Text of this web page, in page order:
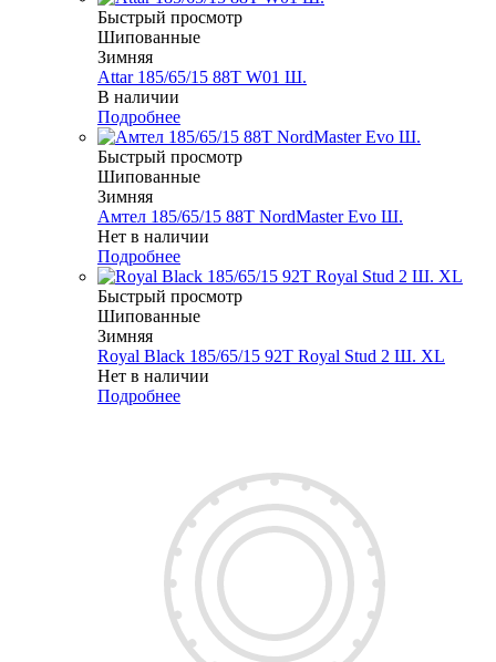
Быстрый просмотр
Шипованные
Зимняя
Attar 185/65/15 88T W01 Ш.
В наличии
Подробнее
Быстрый просмотр
Шипованные
Зимняя
Амтел 185/65/15 88T NordMaster Evo Ш.
Нет в наличии
Подробнее
Быстрый просмотр
Шипованные
Зимняя
Royal Black 185/65/15 92T Royal Stud 2 Ш. XL
Нет в наличии
Подробнее